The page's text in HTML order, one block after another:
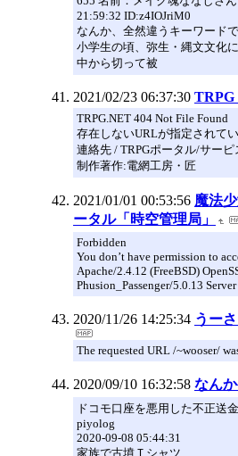
21:59:32 ID:z4IOJriM0
なんか、全然違うキーワード
小学生の頃、弥生・縄文文化
中から切って被
2021/02/23 06:37:30 TRPG
TRPG.NET 404 Not File Found
存在しないURLが指定されてい
連絡先 / TRPGポータル/サー
制作著作:電網工房・匠
2021/01/01 00:53:56 魔法
ータル「時空管理局」
Forbidden
You don’t have permission to
Apache/2.4.12 (FreeBSD)
Phusion_Passenger/5.0.13
2020/11/26 14:25:34 うー
The requested URL /~wooser/
2020/09/10 16:32:58 なん
ドコモ口座を悪用した不正送
piyolog
2020-09-08 05:44:31
家族で古墳Ｔシャツ